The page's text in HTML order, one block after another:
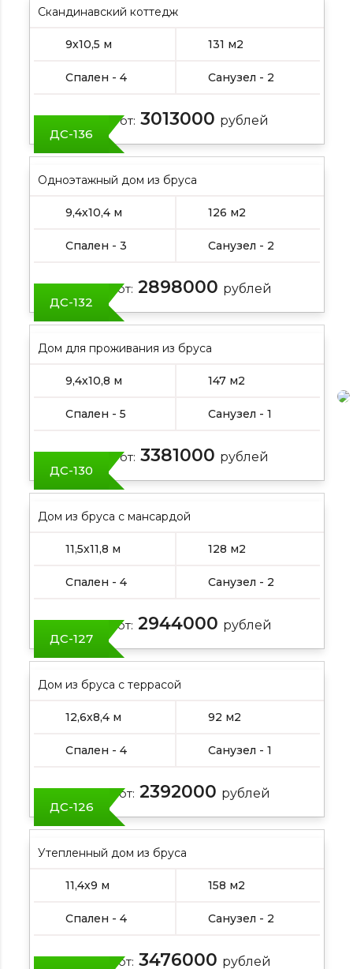
Скандинавский коттедж
9х10,5 м 131 м2
Спален - 4 Санузел - 2
Цена от: 3013000 рублей
ДС-136
Одноэтажный дом из бруса
9,4х10,4 м 126 м2
Спален - 3 Санузел - 2
Цена от: 2898000 рублей
ДС-132
Дом для проживания из бруса
9,4х10,8 м 147 м2
Спален - 5 Санузел - 1
Цена от: 3381000 рублей
ДС-130
Дом из бруса с мансардой
11,5х11,8 м 128 м2
Спален - 4 Санузел - 2
Цена от: 2944000 рублей
ДС-127
Дом из бруса с террасой
12,6х8,4 м 92 м2
Спален - 4 Санузел - 1
Цена от: 2392000 рублей
ДС-126
Утепленный дом из бруса
11,4х9 м 158 м2
Спален - 4 Санузел - 2
Цена от: 3476000 рублей